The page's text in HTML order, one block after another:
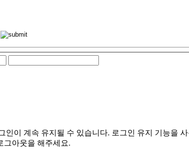
인이 계속 유지될 수 있습니다. 로그인 유지 기능을
그아웃을 해주세요.